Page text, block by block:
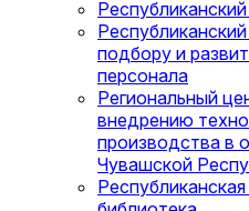
подбору и
персонала
Региональный
внедрению
производства в
Чувашской